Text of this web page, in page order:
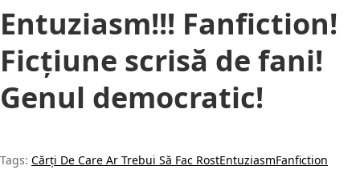
Entuziasm!!! Fanfiction!
Ficțiune scrisă de fani!
Genul democratic!
Tags: Cărți De Care Ar Trebui Să Fac RostEntuziasmFanfiction